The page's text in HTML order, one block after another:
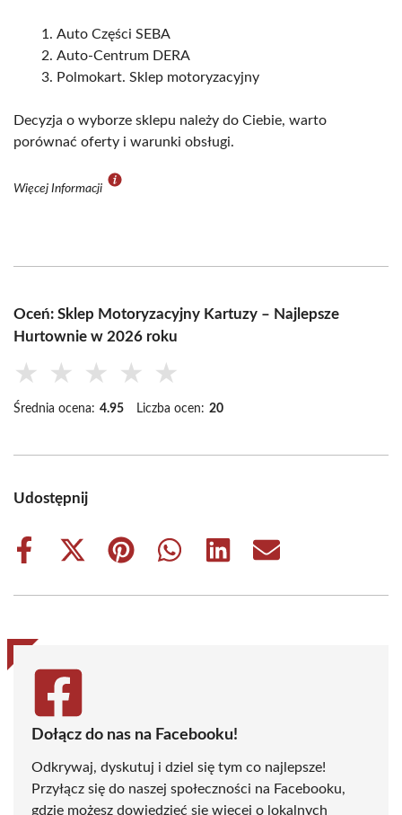
Auto Części SEBA
Auto-Centrum DERA
Polmokart. Sklep motoryzacyjny
Decyzja o wyborze sklepu należy do Ciebie, warto
porównać oferty i warunki obsługi.
Więcej Informacji
Oceń: Sklep Motoryzacyjny Kartuzy – Najlepsze
Hurtownie w 2026 roku
★ ★ ★ ★ ★
Średnia ocena: 4.95 Liczba ocen: 20
Udostępnij
Share
Share
(Twitter)
Share
Share
Share
Share
Dołącz do nas na Facebooku!
Odkrywaj, dyskutuj i dziel się tym co najlepsze!
Przyłącz się do naszej społeczności na Facebooku,
gdzie możesz dowiedzieć się więcej o lokalnych